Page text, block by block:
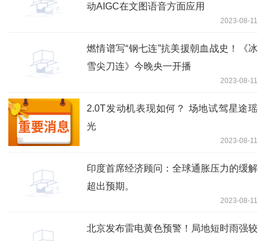
动AIGC在文图语音方面应用
2023-08-11
燃情谱写“钢七连”抗美援朝血战史！《冰
雪尖刀连》今晚央一开播
2023-08-11
2.0T发动机表现如何？ 场地试驾星途瑶
光
2023-08-11
印度首席经济顾问：全球通胀压力的缓解
超出预期。
2023-08-11
北京发布雷电黄色预警！局地短时雨强较